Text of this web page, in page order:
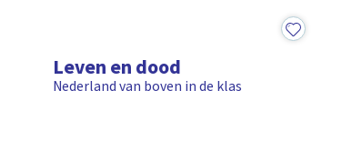
Leven en dood
Nederland van boven in de klas